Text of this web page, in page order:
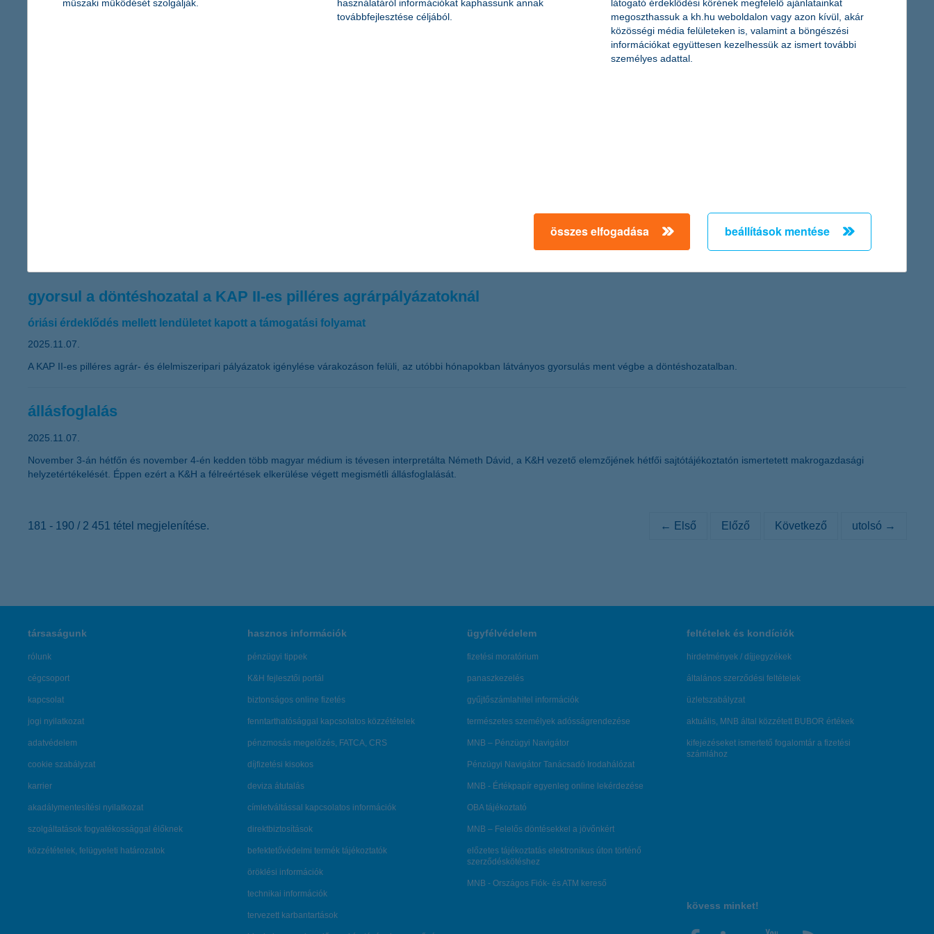
tudatos pályázati előkészületekkel csökkenthetők a beruházási kockázatok az építőiparban
10 százalékkal, holtversenyben a harmadik helyen pedig a gyorséttermek és pékségeket is magában foglaló egyéb élelmiszerárusító egységek állnak – mindezt bankkártyával vagy okoseszközzel
gyorsul a döntéshozatal a KAP II-es pilléres agrárpályázatoknál
óriási érdeklődés mellett lendületet kapott a támogatási folyamat
2025.11.07.
A KAP II-es pilléres agrár- és élelmiszeripari pályázatok igénylése várakozáson felüli, az utóbbi hónapokban látványos gyorsulás ment végbe a döntéshozatalban.
állásfoglalás
2025.11.07.
November 3-án hétfőn és november 4-én kedden több magyar médium is tévesen interpretálta Németh Dávid, a K&H vezető elemzőjének hétfői sajtótájékoztatón ismertetett makrogazdasági
helyzetértékelését. Éppen ezért a K&H a félreértések elkerülése végett megismétli állásfoglalását.
181 - 190 / 2 451 tétel megjelenítése. ← Első Előző Következő utolsó →
társaságunk
rólunk
cégcsoport
kapcsolat
jogi nyilatkozat
adatvédelem
cookie szabályzat
karrier
akadálymentesítési nyilatkozat
szolgáltatások fogyatékossággal élőknek
közzétételek, felügyeleti határozatok
hasznos információk
pénzügyi tippek
K&H fejlesztői portál
biztonságos online fizetés
fenntarthatósággal kapcsolatos közzétételek
pénzmosás megelőzés, FATCA, CRS
díjfizetési kisokos
deviza átutalás
címletváltással kapcsolatos információk
direktbiztosítások
befektetővédelmi termék tájékoztatók
öröklési információk
technikai információk
tervezett karbantartások
ügyfélvédelem
fizetési moratórium
panaszkezelés
gyűjtőszámlahitel információk
természetes személyek adósságrendezése
MNB – Pénzügyi Navigátor
Pénzügyi Navigátor Tanácsadó Irodahálózat
MNB - Értékpapír egyenleg online lekérdezése
OBA tájékoztató
MNB – Felelős döntésekkel a jövőnkért
előzetes tájékoztatás elektronikus úton történő
szerződéskötéshez
MNB - Országos Fiók- és ATM kereső
feltételek és kondíciók
hirdetmények / díjjegyzékek
általános szerződési feltételek
üzletszabályzat
aktuális, MNB által közzétett BUBOR értékek
kifejezéseket ismertető fogalomtár a fizetési
számlához
kövess minket!
műszaki működését szolgálják.
használatáról információkat kaphassunk annak
továbbfejlesztése céljából.
látogató érdeklődési körének megfelelő ajánlatainkat
megoszthassuk a kh.hu weboldalon vagy azon kívül, akár
közösségi média felületeken is, valamint a böngészési
információkat együttesen kezelhessük az ismert további
személyes adattal.
összes elfogadása beállítások mentése